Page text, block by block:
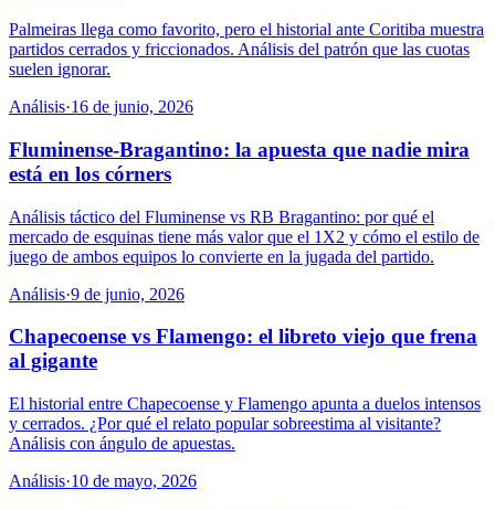
Palmeiras llega como favorito, pero el historial ante Coritiba muestra
partidos cerrados y friccionados. Análisis del patrón que las cuotas
suelen ignorar.
Análisis·16 de junio, 2026
Fluminense-Bragantino: la apuesta que nadie mira
está en los córners
Análisis táctico del Fluminense vs RB Bragantino: por qué el
mercado de esquinas tiene más valor que el 1X2 y cómo el estilo de
juego de ambos equipos lo convierte en la jugada del partido.
Análisis·9 de junio, 2026
Chapecoense vs Flamengo: el libreto viejo que frena
al gigante
El historial entre Chapecoense y Flamengo apunta a duelos intensos
y cerrados. ¿Por qué el relato popular sobreestima al visitante?
Análisis con ángulo de apuestas.
Análisis·10 de mayo, 2026